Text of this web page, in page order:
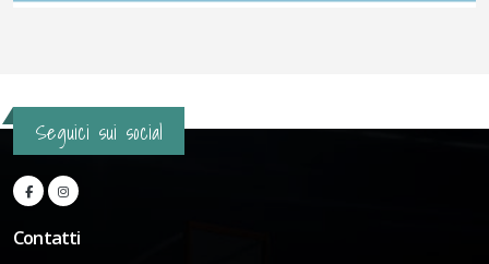
Seguici sui social
Contatti